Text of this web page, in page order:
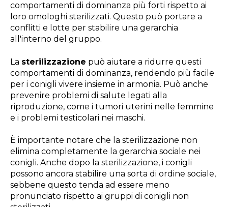
comportamenti di dominanza più forti rispetto ai
loro omologhi sterilizzati. Questo può portare a
conflitti e lotte per stabilire una gerarchia
all'interno del gruppo.
La sterilizzazione può aiutare a ridurre questi
comportamenti di dominanza, rendendo più facile
per i conigli vivere insieme in armonia. Può anche
prevenire problemi di salute legati alla
riproduzione, come i tumori uterini nelle femmine
e i problemi testicolari nei maschi.
È importante notare che la sterilizzazione non
elimina completamente la gerarchia sociale nei
conigli. Anche dopo la sterilizzazione, i conigli
possono ancora stabilire una sorta di ordine sociale,
sebbene questo tenda ad essere meno
pronunciato rispetto ai gruppi di conigli non